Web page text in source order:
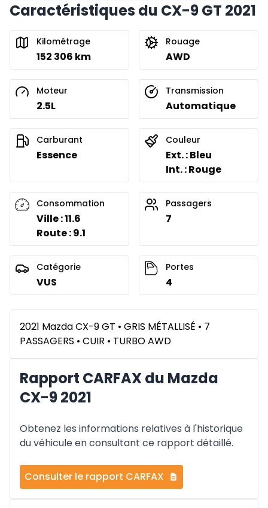
Financement sur 24 mois
0.00 $ d'acompte • 8.99%
À partir de :
253$/Sem.
Caractéristiques du CX-9 GT 2021
Kilométrage
152 306 km
Rouage
AWD
Moteur
2.5L
Transmission
Automatique
Carburant
Essence
Couleur
Ext. : Bleu
Int. : Rouge
Consommation
Ville : 11.6
Route : 9.1
Passagers
7
Catégorie
VUS
Portes
4
2021 Mazda CX-9 GT • GRIS MÉTALLISÉ • 7
PASSAGERS • CUIR • TURBO AWD
Rapport CARFAX du Mazda
CX-9 2021
Obtenez les informations relatives à l'historique
du véhicule en consultant ce rapport détaillé.
Consulter le rapport CARFAX